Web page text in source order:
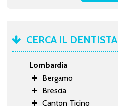
CERCA IL DENTISTA
Lombardia
Bergamo
Brescia
Canton Ticino